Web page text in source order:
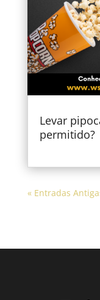
Levar
permitido?
« Entradas